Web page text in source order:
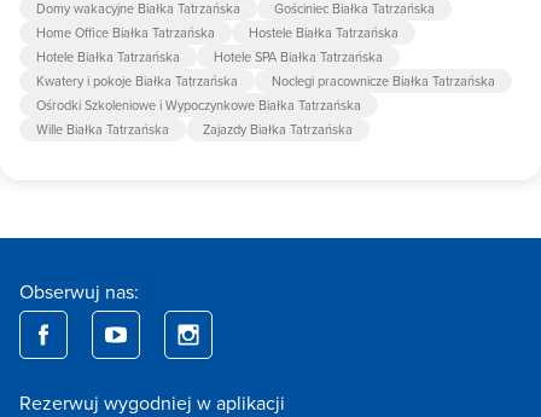
Domy wakacyjne Białka Tatrzańska
Gościniec Białka Tatrzańska
Home Office Białka Tatrzańska
Hostele Białka Tatrzańska
Hotele Białka Tatrzańska
Hotele SPA Białka Tatrzańska
Kwatery i pokoje Białka Tatrzańska
Noclegi pracownicze Białka Tatrzańska
Ośrodki Szkoleniowe i Wypoczynkowe Białka Tatrzańska
Wille Białka Tatrzańska
Zajazdy Białka Tatrzańska
Obserwuj nas:
Rezerwuj wygodniej w aplikacji